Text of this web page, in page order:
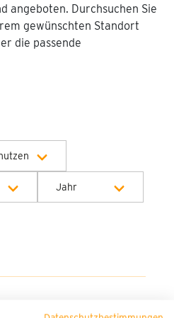
angeboten. Durchsuchen Sie
gewünschten Standort
die passende
Jahr